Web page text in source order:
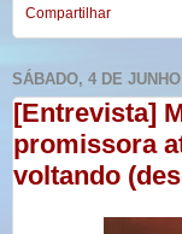
Compartilhar
SÁBADO, 4 DE
[Entrevista]
promissora
voltando